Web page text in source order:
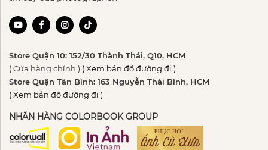
Store Quận 10: 152/30 Thành Thái, Q10, HCM
( Cửa hàng chính ) ( Xem bản đồ đường đi )
Store Quận Tân Bình: 163 Nguyễn Thái Bình, HCM
( Xem bản đồ đường đi )
NHÃN HÀNG COLORBOOK GROUP